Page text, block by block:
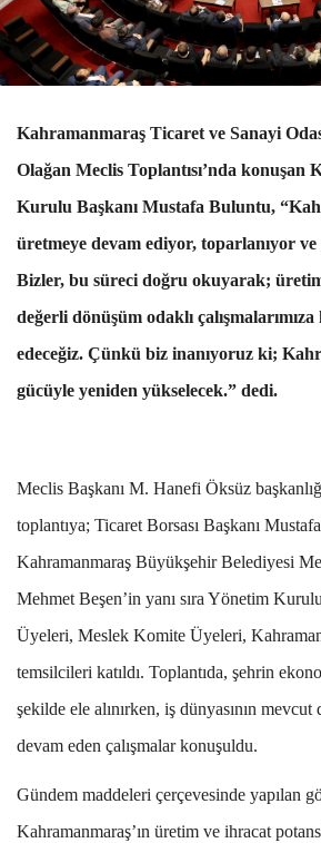
Kahramanmaraş Ticaret ve Sanayi
Olağan Meclis Toplantısı’nda konuşan
Kurulu Başkanı Mustafa Buluntu,
üretmeye devam ediyor, toparlanıyor
Bizler, bu süreci doğru okuyarak;
değerli dönüşüm odaklı
edeceğiz. Çünkü biz inanıyoruz ki;
gücüyle yeniden yükselecek.” dedi.
Meclis Başkanı M. Hanefi Öksüz
toplantıya; Ticaret Borsası Başkanı
Kahramanmaraş Büyükşehir Belediyesi
Mehmet Beşen’in yanı sıra Yönetim
Üyeleri, Meslek Komite Üyeleri,
temsilcileri katıldı. Toplantıda, şehrin
şekilde ele alınırken, iş dünyasının
devam eden çalışmalar konuşuldu.
Gündem maddeleri çerçevesinde yapılan
Kahramanmaraş’ın üretim ve ihracat